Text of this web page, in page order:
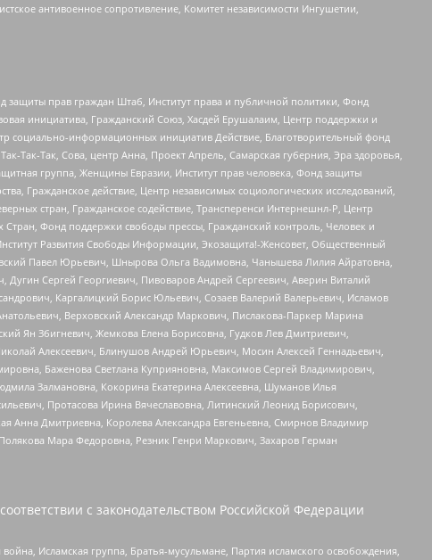
антивоенное сопротивление, Комитет независимости Ингушетии,
прав граждан Штаб, Институт права и публичной политики, Фонд
инициатива, Гражданский Союз, Хасдей Ерушалаим, Центр поддержки и
социально-информационных инициатив Действие, Благотворительный фонд
Так-Так, Сова, центр Анна, Проект Апрель, Самарская губерния, Эра здоровья,
группа, Женщины Евразии, Институт прав человека, Фонд защиты
Гражданское действие, Центр независимых социологических исследований,
стран, Гражданское содействие, Трансперенси Интернешнл-Р, Центр
Фонд поддержки свободы прессы, Гражданский контроль, Человек и
Развития Свободы Информации, Экозащита!-Женсовет, Общественный
Павел Юрьевич, Шнырова Ольга Вадимовна, Чанышева Лилия Айратовна,
Дугин Сергей Георгиевич, Пивоваров Андрей Сергеевич, Аверин Виталий
Каргалицкий Борис Юльевич, Созаев Валерий Валерьевич, Исламов
Верховский Александр Маркович, Пислакова-Паркер Марина
Ян Збигневич, Жемкова Елена Борисовна, Гудков Лев Дмитриевич,
Алексеевич, Блинушов Андрей Юрьевич, Мосин Алексей Геннадьевич,
Баженова Светлана Куприяновна, Максимов Сергей Владимирович,
Залмановна, Кокорина Екатерина Алексеевна, Шуманов Илья
Протасова Ирина Вячеславовна, Литинский Леонид Борисович,
Дмитриевна, Королева Александра Евгеньевна, Смирнов Владимир
Мара Федоровна, Резник Генри Маркович, Захаров Герман
с законодательством Российской Федерации
Исламская группа, Братья-мусульмане, Партия исламского освобождения,